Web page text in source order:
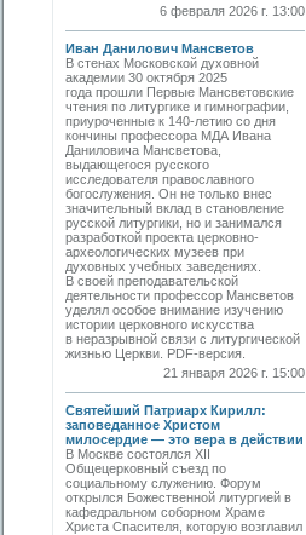
6 февраля 2026 г. 13:00
Иван Данилович Мансветов
В стенах Московской духовной
академии 30 октября 2025
года прошли Первые Мансветовские
чтения по литургике и гимнографии,
приуроченные к 140-летию со дня
кончины профессора МДА Ивана
Даниловича Мансветова,
выдающегося русского
исследователя православного
богослужения. Он не только внес
значительный вклад в становление
русской литургики, но и занимался
разработкой проекта церковно-
археологических музеев при
духовных учебных заведениях.
В своей преподавательской
деятельности профессор Мансветов
уделял особое внимание изучению
истории церковного искусства
в неразрывной связи с литургической
жизнью Церкви. PDF-версия.
21 января 2026 г. 15:00
Святейший Патриарх Кирилл:
заповеданное Христом
милосердие — это вера в действии
В Москве состоялся XII
Общецерковный съезд по
социальному служению. Форум
открылся Божественной литургией в
кафедральном соборном Храме
Христа Спасителя, которую возглавил